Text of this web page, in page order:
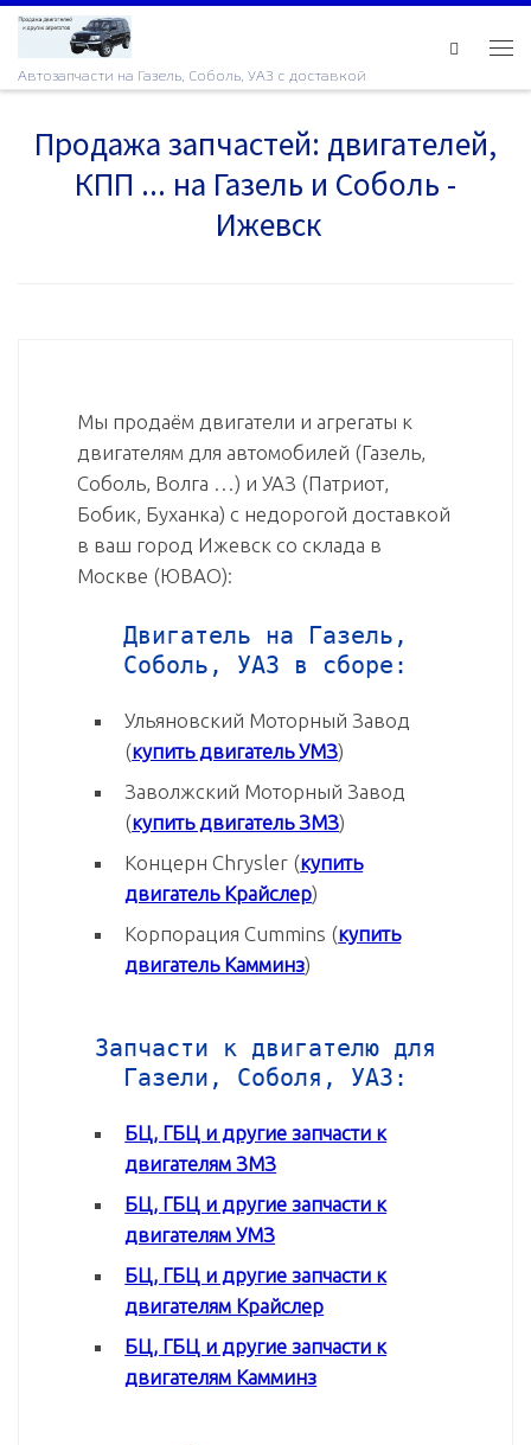
Skip to content
Автозапчасти на Газель, Соболь, УАЗ с доставкой
Продажа запчастей: двигателей,
КПП ... на Газель и Соболь -
Ижевск
Мы продаём двигатели и агрегаты к
двигателям для автомобилей (Газель,
Соболь, Волга …) и УАЗ (Патриот,
Бобик, Буханка) с недорогой доставкой
в ваш город Ижевск со склада в
Москве (ЮВАО):
Двигатель на Газель,
Соболь, УАЗ в сборе:
Ульяновский Моторный Завод
(купить двигатель УМЗ)
Заволжский Моторный Завод
(купить двигатель ЗМЗ)
Концерн Chrysler (купить
двигатель Крайслер)
Корпорация Cummins (купить
двигатель Камминз)
Запчасти к двигателю для
Газели, Соболя, УАЗ:
БЦ, ГБЦ и другие запчасти к
двигателям ЗМЗ
БЦ, ГБЦ и другие запчасти к
двигателям УМЗ
БЦ, ГБЦ и другие запчасти к
двигателям Крайслер
БЦ, ГБЦ и другие запчасти к
двигателям Камминз